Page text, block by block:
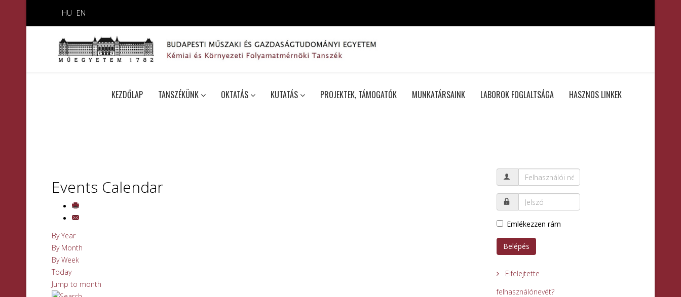
HU EN
KEZDŐLAP TANSZÉKÜNK OKTATÁS KUTATÁS PROJEKTEK, TÁMOGATÓK MUNKATÁRSAINK LABOROK FOGLALTSÁGA HASZNOS LINKEK
Events Calendar
By Year
By Month
By Week
Today
Jump to month
Emlékezzen rám
Belépés
Elfelejtette
felhasználónevét?